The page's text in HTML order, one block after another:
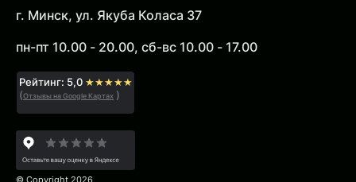
г. Минск, ул. Якуба Коласа 37
пн-пт 10.00 - 20.00, сб-вс 10.00 - 17.00
Рейтинг: 5,0 ★★★★★
(Отзывы на Google Картах )
© Copyright 2026